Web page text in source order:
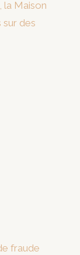
la Maison
sur des
fraude